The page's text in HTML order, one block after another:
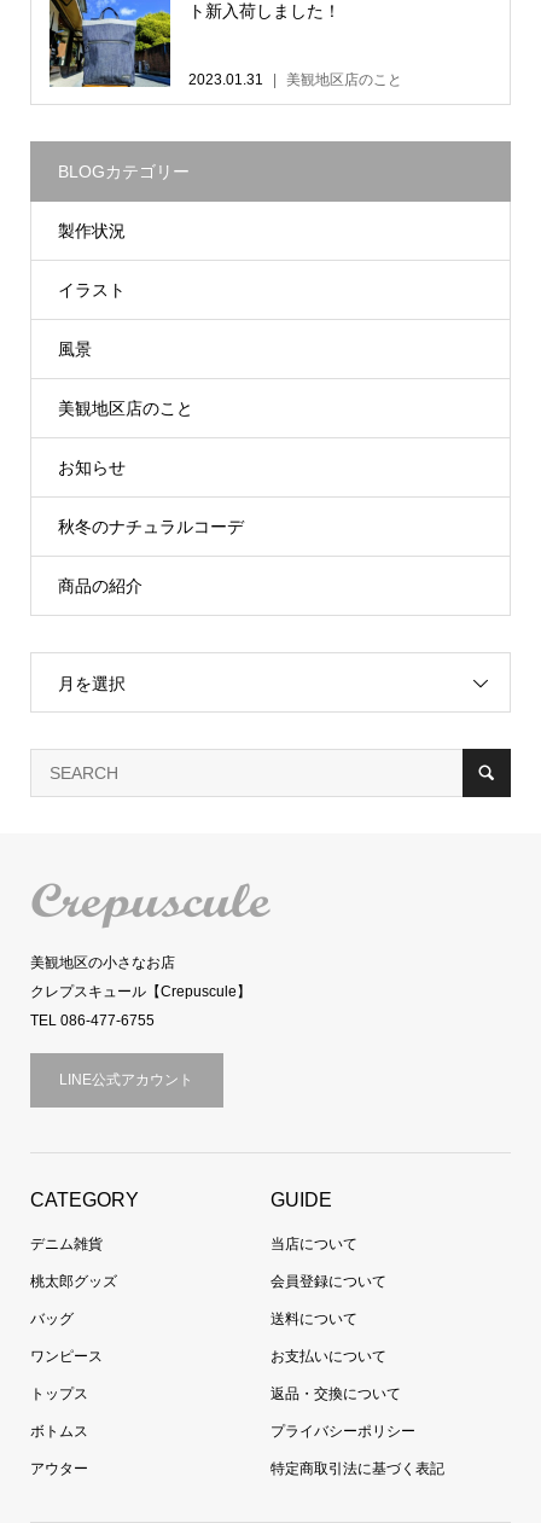
ト新入荷しました！
2023.01.31 美観地区店のこと
BLOGカテゴリー
製作状況
イラスト
風景
美観地区店のこと
お知らせ
秋冬のナチュラルコーデ
商品の紹介
月を選択
美観地区の小さなお店
クレプスキュール【Crepuscule】
TEL 086-477-6755
LINE公式アカウント
CATEGORY
デニム雑貨
桃太郎グッズ
バッグ
ワンピース
トップス
ボトムス
アウター
GUIDE
当店について
会員登録について
送料について
お支払いについて
返品・交換について
プライバシーポリシー
特定商取引法に基づく表記